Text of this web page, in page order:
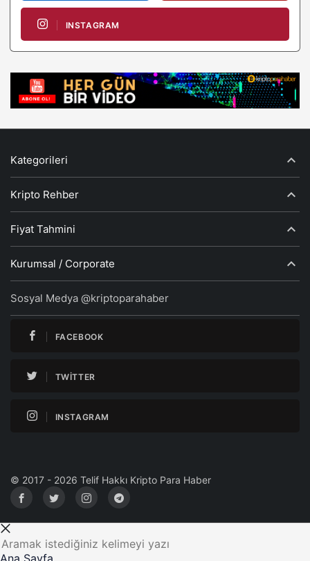
INSTAGRAM
Kategorileri
Kripto Rehber
Fiyat Tahmini
Kurumsal / Corporate
Sosyal Medya @kriptoparahaber
FACEBOOK
TWITTER
INSTAGRAM
© 2017 - 2026 Telif Hakkı Kripto Para Haber